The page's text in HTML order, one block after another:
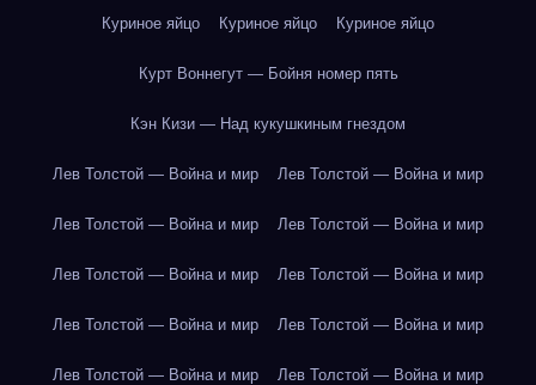
Куриное яйцо Куриное яйцо Куриное яйцо
Курт Воннегут — Бойня номер пять
Кэн Кизи — Над кукушкиным гнездом
Лев Толстой — Война и мир Лев Толстой — Война и мир
Лев Толстой — Война и мир Лев Толстой — Война и мир
Лев Толстой — Война и мир Лев Толстой — Война и мир
Лев Толстой — Война и мир Лев Толстой — Война и мир
Лев Толстой — Война и мир Лев Толстой — Война и мир